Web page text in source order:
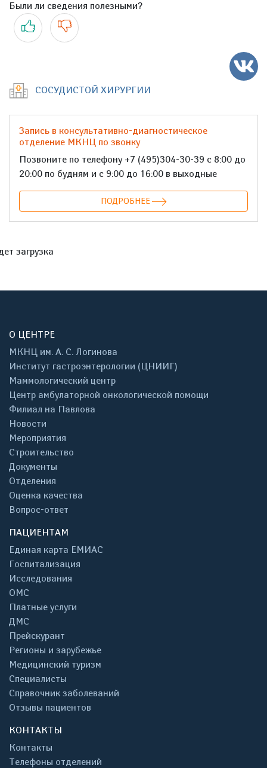
Были ли сведения полезными?
Да
СОСУДИСТОЙ ХИРУРГИИ
Запись в консультативно-диагностическое
отделение МКНЦ по звонку
Позвоните по телефону +7 (495)304-30-39 с 8:00 до
20:00 по будням и с 9:00 до 16:00 в выходные
ПОДРОБНЕЕ
загрузка
О ЦЕНТРЕ
МКНЦ им. А. С. Логинова
Институт гастроэнтерологии (ЦНИИГ)
Маммологический центр
Центр амбулаторной онкологической помощи
Филиал на Павлова
Новости
Мероприятия
Строительство
Документы
Отделения
Оценка качества
Вопрос-ответ
ПАЦИЕНТАМ
Единая карта ЕМИАС
Госпитализация
Исследования
ОМС
Платные услуги
ДМС
Прейскурант
Регионы и зарубежье
Медицинский туризм
Специалисты
Справочник заболеваний
Отзывы пациентов
КОНТАКТЫ
Контакты
Телефоны отделений